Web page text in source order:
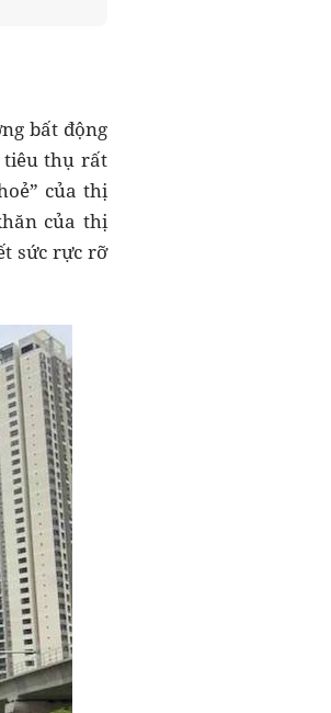
bất động
tiêu thụ rất
của thị
của thị
sức rực rỡ